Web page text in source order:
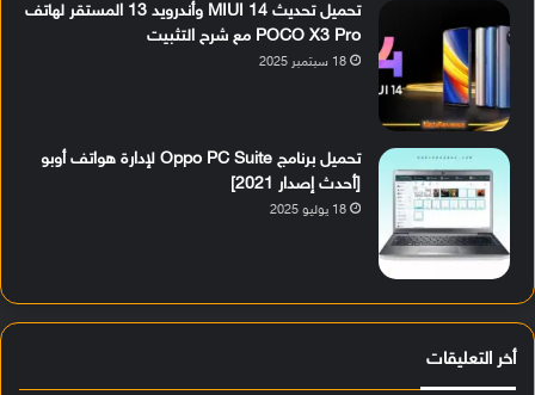
تحميل تحديث MIUI 14 وأندرويد 13 المستقر لهاتف
POCO X3 Pro مع شرح التثبيت
18 سبتمبر 2025
تحميل برنامج Oppo PC Suite لإدارة هواتف أوبو
[أحدث إصدار 2021]
18 يوليو 2025
أخر التعليقات